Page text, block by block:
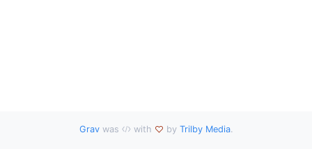
Gravwas with by Trilby Media.